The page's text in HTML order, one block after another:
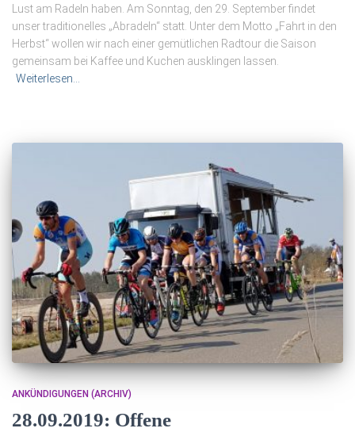
Lust am Radeln haben. Am Sonntag, den 29. September findet
unser traditionelles „Abradeln“ statt. Unter dem Motto „Fahrt in den
Herbst“ wollen wir nach einer gemütlichen Radtour die Saison
gemeinsam bei Kaffee und Kuchen ausklingen lassen.
Weiterlesen…
ANKÜNDIGUNGEN (ARCHIV)
28.09.2019: Offene